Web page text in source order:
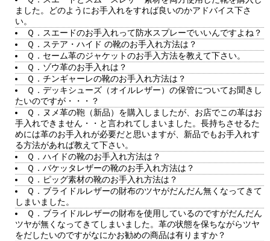
ました。どのようにお手入れをすれば良いのかアドバイス下さ
い。
Ｑ．スエードのお手入れって防水スプレーでいいんですよね？
Ｑ．ステア・ハイド の靴のお手入れ方法は？
Ｑ．セーム革のジャケットのお手入方法を教えて下さい。
Ｑ．ゾウ革のお手入れは？
Ｑ．チンギャーレの靴のお手入れ方法は？
Ｑ．デッキシューズ（オイルレザー）の保管についてお聞きし
たいのですが・・・？
Ｑ．ヌメ革の鞄（新品）を購入しましたが、お店でこの革はお
手入れできません・・と言われてしまいました。長持ちさせるた
めには革のお手入れが必要だと思いますが、新品でもお手入れす
る方法があれば教えて下さい。
Ｑ．ハイドの靴のお手入れ方法は？
Ｑ．バケッタレザーの靴のお手入れ方法は？
Ｑ．ピッグ素材の靴のお手入れ方法は？
Ｑ．ブライドルレザーの財布のツヤがだんだん無くなってきて
しまいました。
Ｑ．ブライドルレザーの財布を使用しているのですがだんだん
ツヤが無くなってきてしまいました。革の状態を保ちながらツヤ
をだしたいのですがなにかお勧めの商品は有りますか？